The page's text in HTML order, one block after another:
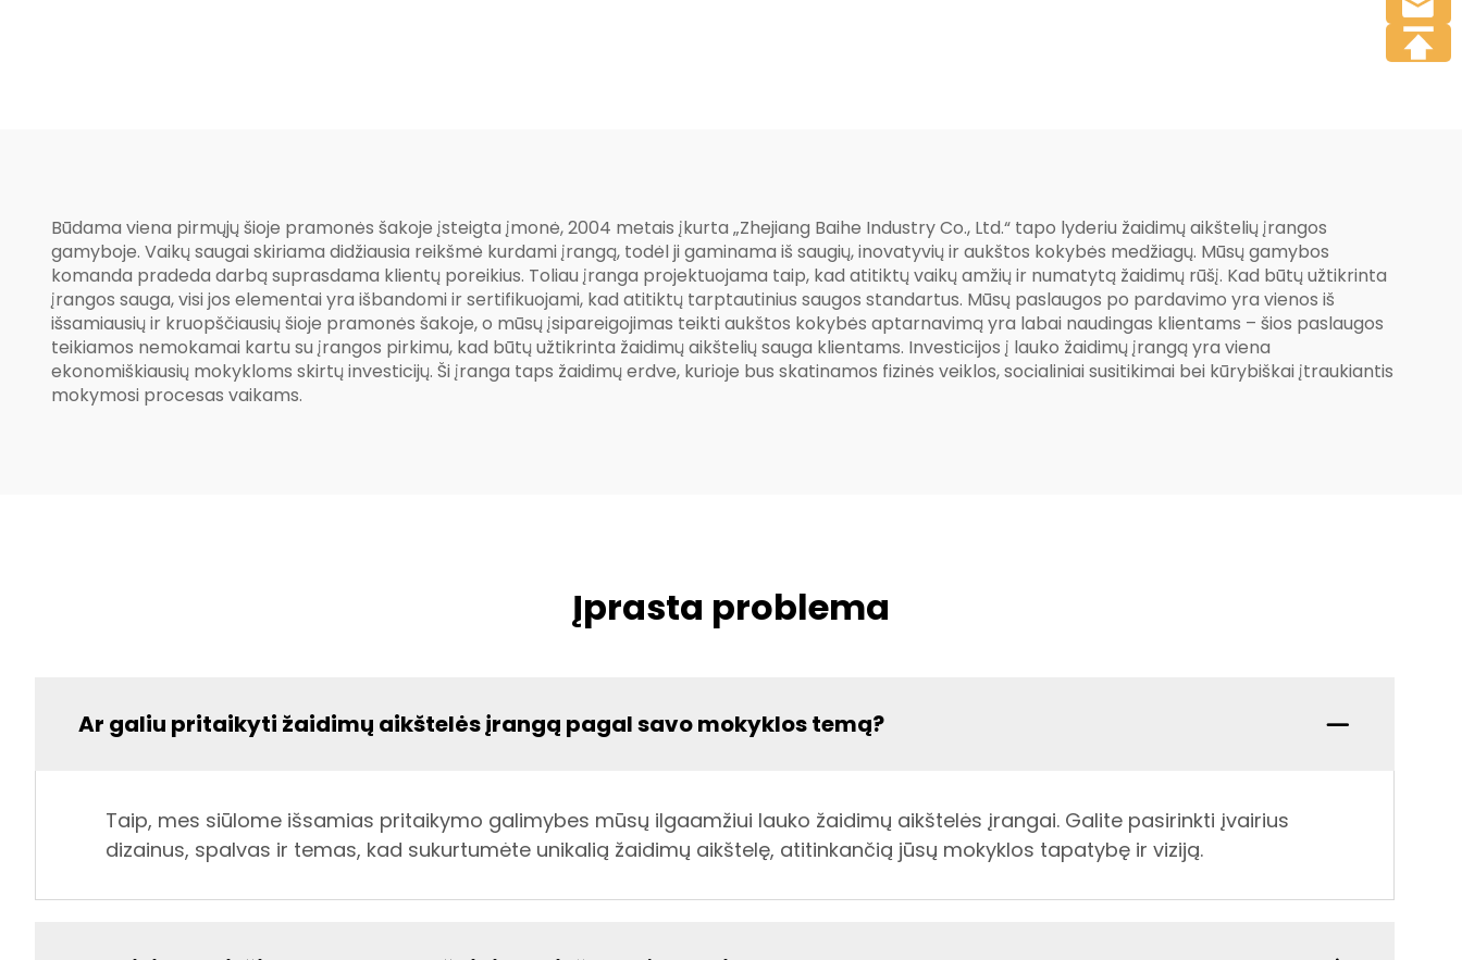
linksma kombinuota
Būdama viena pirmųjų šioje pramonės šakoje įsteigta įmonė, 2004 metais įkurta „Zhejiang Baihe Industry Co., Ltd.“ tapo lyderiu žaidimų aikštelių įrangos
gamyboje. Vaikų saugai skiriama didžiausia reikšmė kurdami įrangą, todėl ji gaminama iš saugių, inovatyvių ir aukštos kokybės medžiagų. Mūsų gamybos
komanda pradeda darbą suprasdama klientų poreikius. Toliau įranga projektuojama taip, kad atitiktų vaikų amžių ir numatytą žaidimų rūšį. Kad būtų užtikrinta
įrangos sauga, visi jos elementai yra išbandomi ir sertifikuojami, kad atitiktų tarptautinius saugos standartus. Mūsų paslaugos po pardavimo yra vienos iš
išsamiausių ir kruopščiausių šioje pramonės šakoje, o mūsų įsipareigojimas teikti aukštos kokybės aptarnavimą yra labai naudingas klientams – šios paslaugos
teikiamos nemokamai kartu su įrangos pirkimu, kad būtų užtikrinta žaidimų aikštelių sauga klientams. Investicijos į lauko žaidimų įrangą yra viena
ekonomiškiausių mokykloms skirtų investicijų. Ši įranga taps žaidimų erdve, kurioje bus skatinamos fizinės veiklos, socialiniai susitikimai bei kūrybiškai įtraukiantis
mokymosi procesas vaikams.
Įprasta problema
Ar galiu pritaikyti žaidimų aikštelės įrangą pagal savo mokyklos temą?
Taip, mes siūlome išsamias pritaikymo galimybes mūsų ilgaamžiui lauko žaidimų aikštelės įrangai. Galite pasirinkti įvairius
dizainus, spalvas ir temas, kad sukurtumėte unikalią žaidimų aikštelę, atitinkančią jūsų mokyklos tapatybę ir viziją.